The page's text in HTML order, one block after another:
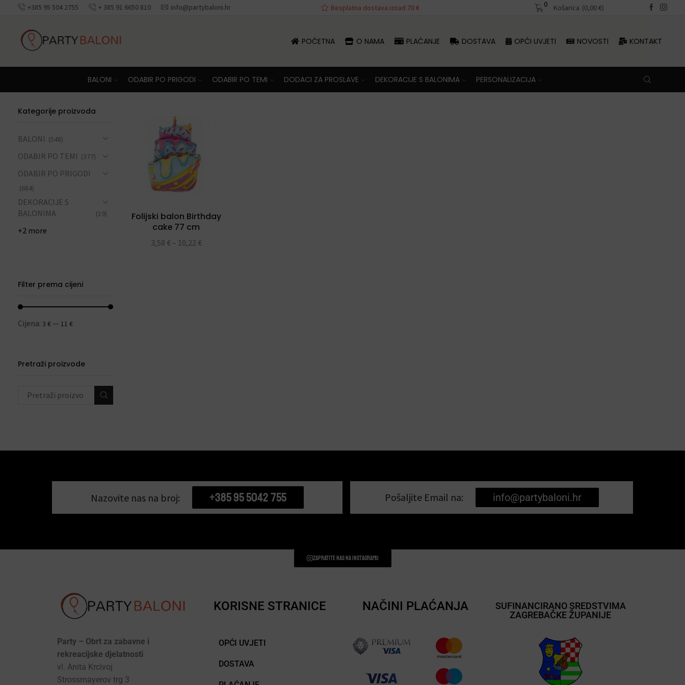
+385 95 504 2755 + 385 91 6650 810 info@partybaloni.hr
Besplatna dostava iznad 70 € Besplatna dostava iznad 70 € Besplatna dostava iznad 70 €
0 Košarica (0,00€)
POČETNA O NAMA PLAĆANJE DOSTAVA OPĆI UVJETI NOVOSTI KONTAKT
BALONI ODABIR PO PRIGODI ODABIR PO TEMI DODACI ZA PROSLAVE DEKORACIJE S BALONIMA PERSONALIZACIJA
Folijski balon Birthday
cake 77 cm
3,58 € – 10,22 €
Kategorije proizvoda
BALONI (548)
ODABIR PO TEMI (377)
ODABIR PO PRIGODI
(684)
DEKORACIJE S
BALONIMA
(19)
+2 more
Filter prema cijeni
Cijena: 3 € — 11 €
Pretraži proizvode
Nazovite nas na broj: +385 95 5042 755 Pošaljite Email na: info@partybaloni.hr
Zapratite nas na instagramu
Party – Obrt za zabavne i
rekreacijske djelatnosti
vl. Anita Krcivoj
Strossmayerov trg 3
KORISNE STRANICE
OPĆI UVJETI
DOSTAVA
NAČINI PLAĆANJA
SUFINANCIRANO SREDSTVIMA
ZAGREBAČKE ŽUPANIJE